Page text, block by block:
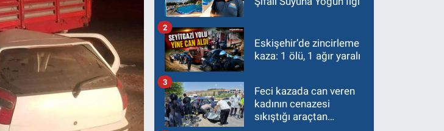
Eskişehir’de zincirleme
kaza: 1 ölü, 1 ağır yaralı
2
Feci kazada can veren
kadının cenazesi
sıkıştığı araçtan
3